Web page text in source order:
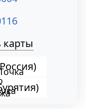
карты